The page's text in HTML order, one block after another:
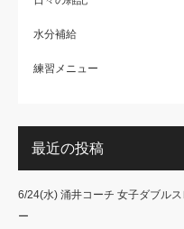
水分補給
練習メニュー
最近の投稿
6/24(水) 涌井コーチ 女子ダブル
ー